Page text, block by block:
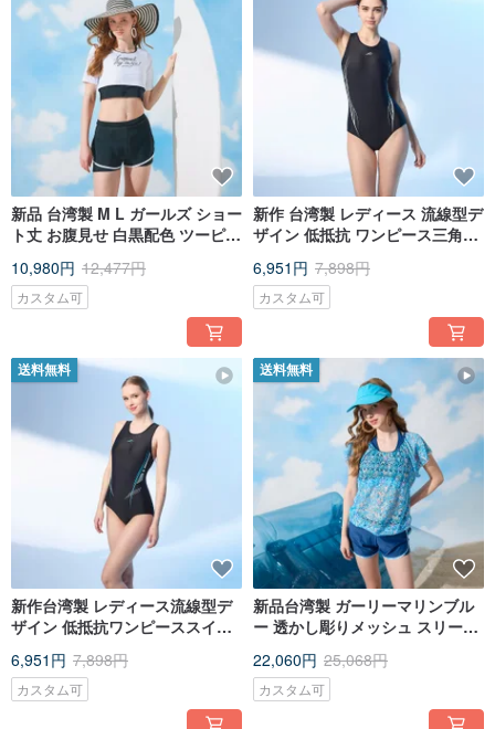
新品 台湾製 M L ガールズ ショー
ト丈 お腹見せ 白黒配色 ツーピー
10,980円 12,477円
カスタム可
新作 台湾製 レディース 流線型デ
ザイン 低抵抗 ワンピース三角水
6,951円 7,898円
カスタム可
送料無料
新作台湾製 レディース流線型デ
ザイン 低抵抗ワンピーススイム
6,951円 7,898円
カスタム可
送料無料
新品台湾製 ガーリーマリンブル
ー 透かし彫りメッシュ スリーピ
22,060円 25,068円
カスタム可